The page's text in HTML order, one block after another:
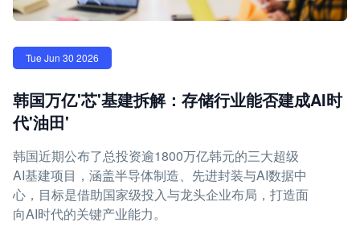
Tue Jun 30 2026
韩国万亿'芯'基建拆解：存储行业能否建成AI时
代'油田'
韩国近期公布了总投资逾1800万亿韩元的三大超级
AI基建项目，涵盖半导体制造、先进封装与AI数据中
心，目标是借助国家级投入与龙头企业布局，打造面
向AI时代的关键产业能力。